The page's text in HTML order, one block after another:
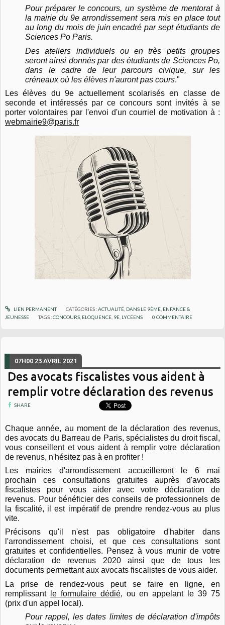
Pour préparer le concours, un système de mentorat à
la mairie du 9e arrondissement sera mis en place tout
au long du mois de juin encadré par sept étudiants de
Sciences Po Paris.
Des ateliers individuels ou en très petits groupes
seront ainsi donnés par des étudiants de Sciences Po,
dans le cadre de leur parcours civique, sur les
créneaux où les élèves n'auront pas cours."
Les élèves du 9e actuellement scolarisés en classe de
seconde et intéressés par ce concours sont invités à se
porter volontaires par l'envoi d'un courriel de motivation à :
webmairie9@paris.fr
LIEN PERMANENT CATÉGORIES :ACTUALITÉ, DANS LE 9ÈME, ENFANCE &
JEUNESSE
TAGS :CONCOURS ELOQUENCE 9E LYCÉENS 0 COMMENTAIRE
07H00 23 AVRIL 2021
Des avocats fiscalistes vous aident à
remplir votre déclaration des revenus
SHARE
Chaque année, au moment de la déclaration des revenus,
des avocats du Barreau de Paris, spécialistes du droit fiscal,
vous conseillent et vous aident à remplir votre déclaration
de revenus, n'hésitez pas à en profiter !
Les mairies d'arrondissement accueilleront le 6 mai
prochain ces consultations gratuites auprès d'avocats
fiscalistes pour vous aider avec votre déclaration de
revenus. Pour bénéficier des conseils de professionnels de
la fiscalité, il est impératif de prendre rendez-vous au plus
vite.
Précisons qu'il n'est pas obligatoire d'habiter dans
l'arrondissement choisi, et que ces consultations sont
gratuites et confidentielles. Pensez à vous munir de votre
déclaration de revenus 2020 ainsi que de tous les
documents permettant aux avocats fiscalistes de vous aider.
La prise de rendez-vous peut se faire en ligne, en
remplissant
le formulaire dédié, ou en appelant le 39 75
(prix d'un appel local).
Pour rappel, les dates limites de déclaration d'impôts